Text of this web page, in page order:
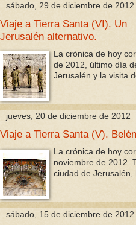
sábado, 29 de diciembre de 2012
Viaje a Tierra Santa (VI). Un
Jerusalén alternativo.
La crónica de hoy
de 2012, último día
Jerusalén y la visita
jueves, 20 de diciembre de 2012
Viaje a Tierra Santa (V). Belén
La crónica de hoy
noviembre de 2012.
ciudad de Jerusalén,
sábado, 15 de diciembre de 2012